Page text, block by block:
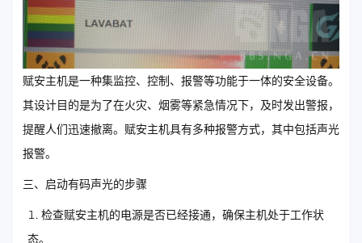
赋安主机是一种集监控、控制、报警等功能于一体的安全设备。
其设计目的是为了在火灾、烟雾等紧急情况下，及时发出警报，
提醒人们迅速撤离。赋安主机具有多种报警方式，其中包括声光
报警。
三、启动有码声光的步骤
检查赋安主机的电源是否已经接通，确保主机处于工作状
态。